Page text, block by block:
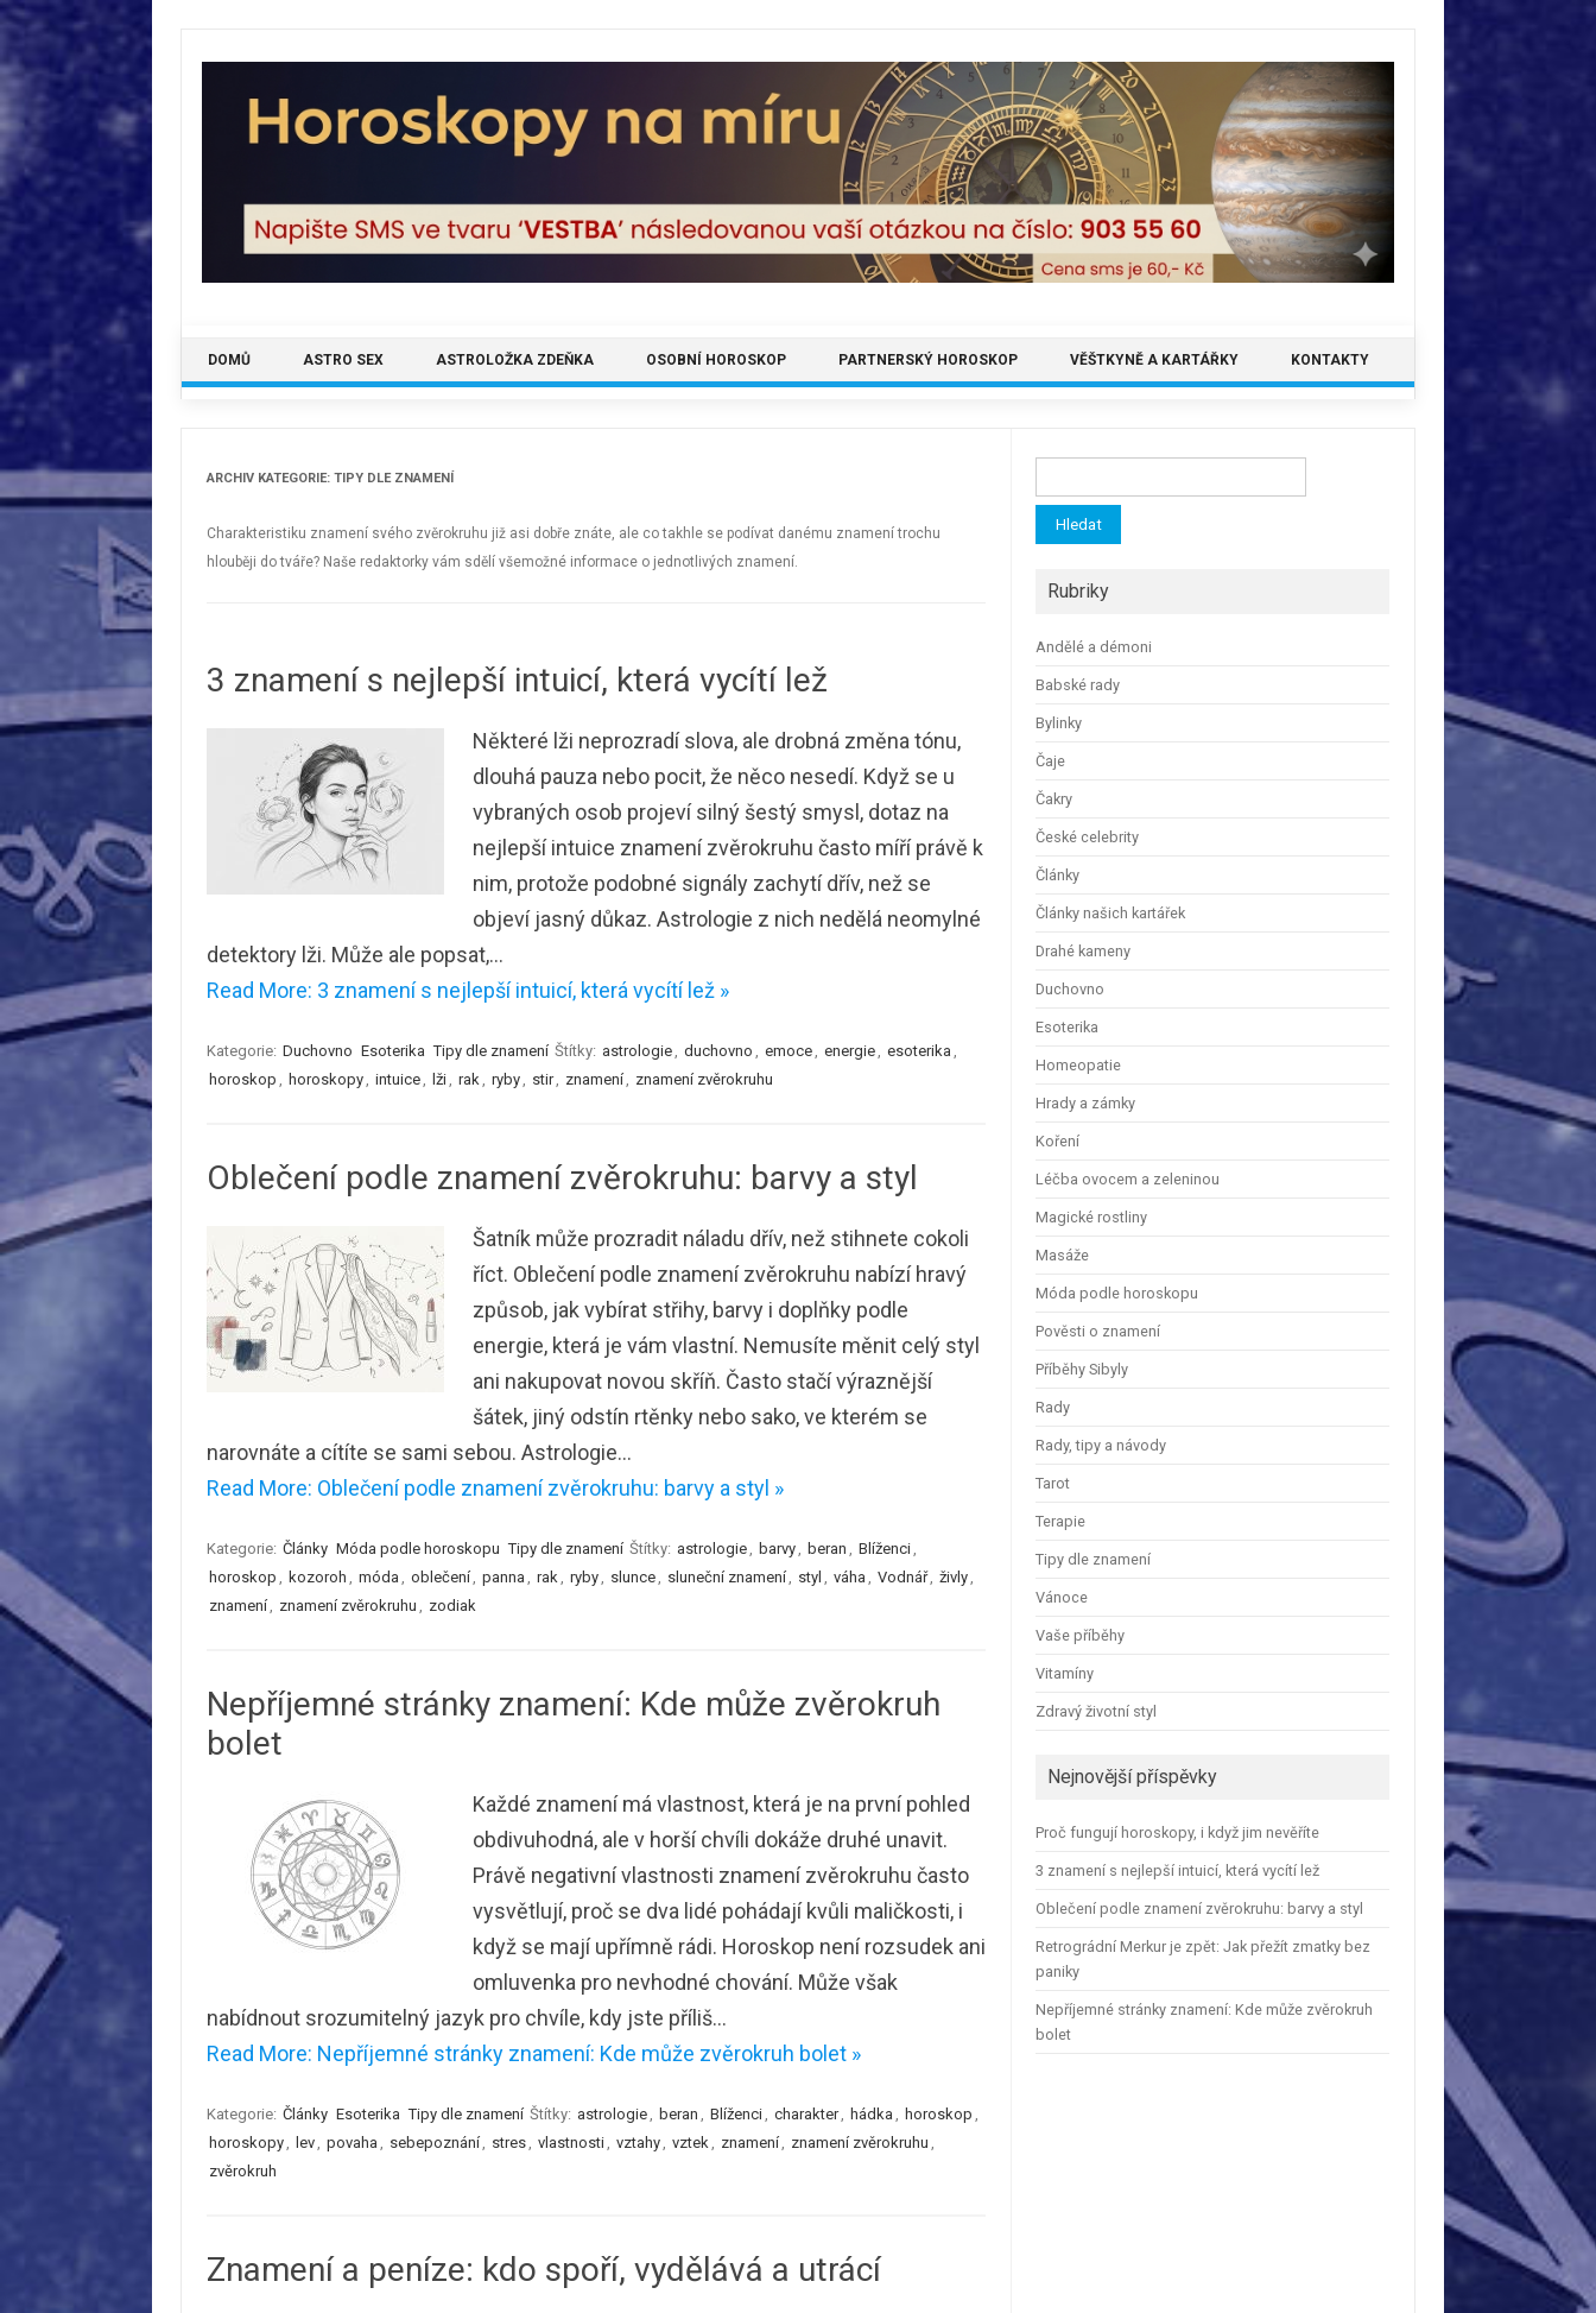
DOMŮ ASTRO SEX ASTROLOŽKA ZDEŇKA OSOBNÍ HOROSKOP PARTNERSKÝ HOROSKOP VĚŠTKYNĚ A KARTÁŘKY KONTAKTY
ARCHIV KATEGORIE: TIPY DLE ZNAMENÍ
Charakteristiku znamení svého zvěrokruhu již asi dobře znáte, ale co takhle se podívat danému znamení trochu
hlouběji do tváře? Naše redaktorky vám sdělí všemožné informace o jednotlivých znamení.
3 znamení s nejlepší intuicí, která vycítí lež
Některé lži neprozradí slova, ale drobná změna tónu,
dlouhá pauza nebo pocit, že něco nesedí. Když se u
vybraných osob projeví silný šestý smysl, dotaz na
nejlepší intuice znamení zvěrokruhu často míří právě k
nim, protože podobné signály zachytí dřív, než se
objeví jasný důkaz. Astrologie z nich nedělá neomylné
detektory lži. Může ale popsat,…
Read More: 3 znamení s nejlepší intuicí, která vycítí lež »
Kategorie: Duchovno Esoterika Tipy dle znamení Štítky: astrologie, duchovno , emoce, energie, esoterika ,
horoskop , horoskopy, intuice, lži, rak, ryby, stir, znamení, znamení zvěrokruhu
Oblečení podle znamení zvěrokruhu: barvy a styl
Šatník může prozradit náladu dřív, než stihnete cokoli
říct. Oblečení podle znamení zvěrokruhu nabízí hravý
způsob, jak vybírat střihy, barvy i doplňky podle
energie, která je vám vlastní. Nemusíte měnit celý styl
ani nakupovat novou skříň. Často stačí výraznější
šátek, jiný odstín rtěnky nebo sako, ve kterém se
narovnáte a cítíte se sami sebou. Astrologie…
Read More: Oblečení podle znamení zvěrokruhu: barvy a styl »
Kategorie: Články Móda podle horoskopu Tipy dle znamení Štítky: astrologie, barvy, beran , Blíženci,
horoskop , kozoroh , móda , oblečení, panna , rak, ryby, slunce, sluneční znamení, styl , váha , Vodnář, živly,
znamení, znamení zvěrokruhu , zodiak
Nepříjemné stránky znamení: Kde může zvěrokruh
bolet
Každé znamení má vlastnost, která je na první pohled
obdivuhodná, ale v horší chvíli dokáže druhé unavit.
Právě negativní vlastnosti znamení zvěrokruhu často
vysvětlují, proč se dva lidé pohádají kvůli maličkosti, i
když se mají upřímně rádi. Horoskop není rozsudek ani
omluvenka pro nevhodné chování. Může však
nabídnout srozumitelný jazyk pro chvíle, kdy jste příliš…
Read More: Nepříjemné stránky znamení: Kde může zvěrokruh bolet »
Kategorie: Články Esoterika Tipy dle znamení Štítky: astrologie, beran , Blíženci, charakter, hádka , horoskop ,
horoskopy, lev, povaha , sebepoznání, stres, vlastnosti, vztahy, vztek, znamení, znamení zvěrokruhu ,
zvěrokruh
Znamení a peníze: kdo spoří, vydělává a utrácí
Rubriky
Andělé a démoni
Babské rady
Bylinky
Čaje
Čakry
České celebrity
Články
Články našich kartářek
Drahé kameny
Duchovno
Esoterika
Homeopatie
Hrady a zámky
Koření
Léčba ovocem a zeleninou
Magické rostliny
Masáže
Móda podle horoskopu
Pověsti o znamení
Příběhy Sibyly
Rady
Rady, tipy a návody
Tarot
Terapie
Tipy dle znamení
Vánoce
Vaše příběhy
Vitamíny
Zdravý životní styl
Nejnovější příspěvky
Proč fungují horoskopy, i když jim nevěříte
3 znamení s nejlepší intuicí, která vycítí lež
Oblečení podle znamení zvěrokruhu: barvy a styl
Retrográdní Merkur je zpět: Jak přežít zmatky bez
paniky
Nepříjemné stránky znamení: Kde může zvěrokruh
bolet